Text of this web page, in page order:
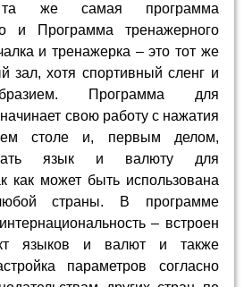
же самая программа
и Программа тренажерного
и тренажерка – это тот же
зал, хотя спортивный сленг и
Программа для
свою работу с нажатия
столе и, первым делом,
язык и валюту для
как может быть использована
страны. В программе
– встроен
языков и валют и также
параметров согласно